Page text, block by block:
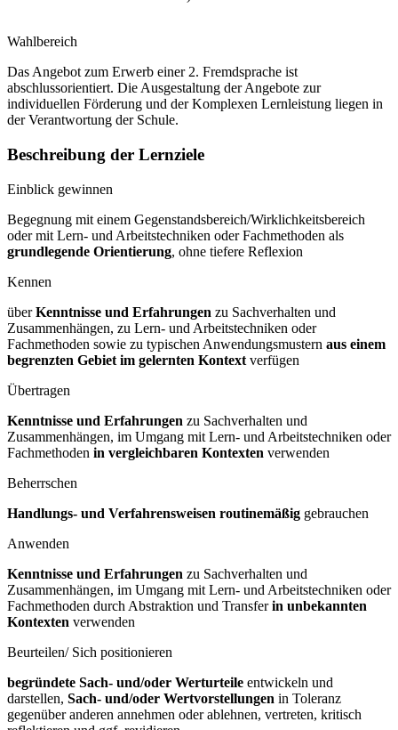
Wahlbereich
Das Angebot zum Erwerb einer 2. Fremdsprache ist
abschlussorientiert. Die Ausgestaltung der Angebote zur
individuellen Förderung und der Komplexen Lernleistung liegen in
der Verantwortung der Schule.
Beschreibung der Lernziele
Einblick gewinnen
Begegnung mit einem Gegenstandsbereich/Wirklichkeitsbereich
oder mit Lern- und Arbeitstechniken oder Fachmethoden als
grundlegende Orientierung, ohne tiefere Reflexion
Kennen
überKenntnisse und Erfahrungen zu Sachverhalten und
Zusammenhängen, zu Lern- und Arbeitstechniken oder
Fachmethoden sowie zu typischen Anwendungsmustern aus einem
begrenzten Gebiet im gelernten Kontext verfügen
Übertragen
Kenntnisse und Erfahrungen zu Sachverhalten und
Zusammenhängen, im Umgang mit Lern- und Arbeitstechniken oder
Fachmethoden in vergleichbaren Kontexten verwenden
Beherrschen
Handlungs- und Verfahrensweisen routinemäßig gebrauchen
Anwenden
Kenntnisse und Erfahrungen zu Sachverhalten und
Zusammenhängen, im Umgang mit Lern- und Arbeitstechniken oder
Fachmethoden durch Abstraktion und Transferin unbekannten
Kontexten verwenden
Beurteilen/ Sich positionieren
begründete Sach- und/oder Werturteile entwickeln und
darstellen, Sach- und/oder Wertvorstellungen in Toleranz
gegenüber anderen annehmen oder ablehnen, vertreten, kritisch